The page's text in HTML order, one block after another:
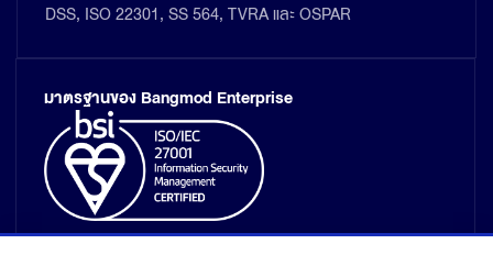
DSS, ISO 22301, SS 564, TVRA และ OSPAR
มาตรฐานของ Bangmod Enterprise